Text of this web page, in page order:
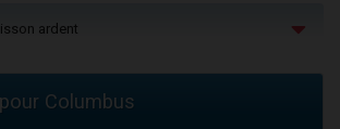
ardent
Columbus